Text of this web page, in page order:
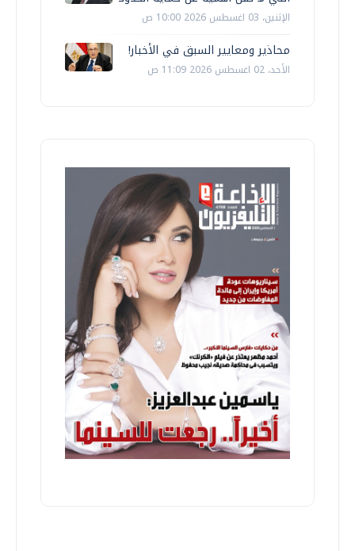
الإثنين، 03 اغسطس 2026 10:00 ص
محاذير ومعايير السبق في الأخبار!
الأحد، 02 اغسطس 2026 11:09 ص